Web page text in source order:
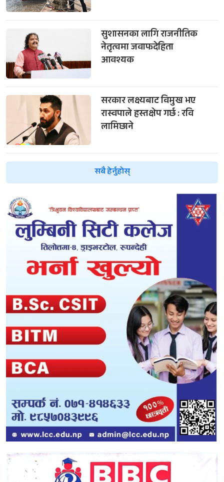
सुशासनका लागि राजनीतिक
नेतृत्वमा जवाफदेहिता
आवश्यक
सरकार लक्ष्यबाट विमुख भए
रास्वपाले हस्तक्षेप गर्छ : रवि
लामिछाने
सबै हेर्नुहोस्